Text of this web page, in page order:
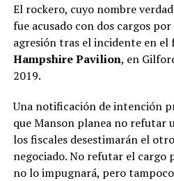
El rockero, cuyo nombre
fue acusado con dos cargos
agresión tras el incidente en el
Hampshire Pavilion, en
2019.
Una notificación de intención
que Manson planea no refutar
los fiscales desestimarán el
negociado. No refutar el cargo
no lo impugnará, pero